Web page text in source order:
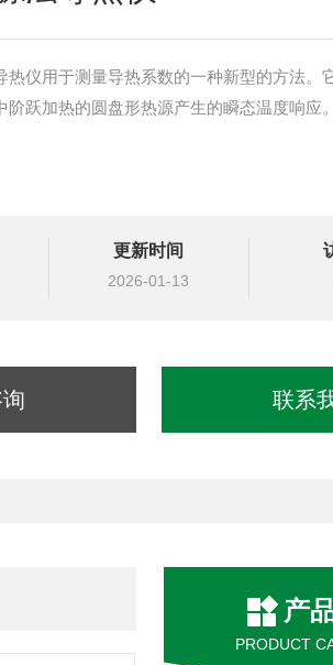
热仪用于测量导热系数的一种新型的方法。
跃加热的圆盘形热源产生的瞬态温度响应。
更新时间
2026-01-13
联系
产
PRODUCT